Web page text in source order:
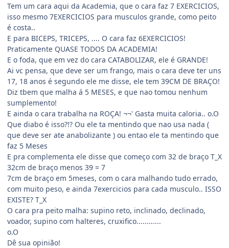
Tem um cara aqui da Academia, que o cara faz 7 EXERCICIOS,
isso mesmo 7EXERCICIOS para musculos grande, como peito
é costa..
E para BICEPS, TRICEPS, .... O cara faz 6EXERCICIOS!
Praticamente QUASE TODOS DA ACADEMIA!
E o foda, que em vez do cara CATABOLIZAR, ele é GRANDE!
Ai vc pensa, que deve ser um frango, mais o cara deve ter uns
17, 18 anos é segundo ele me disse, ele tem 39CM DE BRAÇO!
Diz tbem que malha á 5 MESES, e que nao tomou nenhum
sumplemento!
E ainda o cara trabalha na ROÇA! ¬¬' Gasta muita caloria.. o.O
Que diabo é isso?!? Ou ele ta mentindo que nao usa nada (
que deve ser ate anabolizante ) ou entao ele ta mentindo que
faz 5 Meses
E pra complementa ele disse que começo com 32 de braço T_X
32cm de braço menos 39 = 7
7cm de braço em 5meses, com o cara malhando tudo errado,
com muito peso, e ainda 7exercicios para cada musculo.. ISSO
EXISTE? T_X
O cara pra peito malha: supino reto, inclinado, declinado,
voador, supino com halteres, cruxifico............
o.O
Dê sua opinião!